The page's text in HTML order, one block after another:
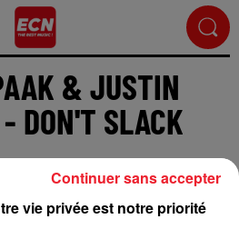
& JUSTIN
DON'T SLACK
vie privée est notre priorité
Continuer sans accepter